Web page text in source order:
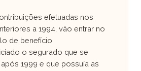
efetuadas nos
a 1994, vão entrar no
de benefício
o segurado que se
1999 e que possuía as